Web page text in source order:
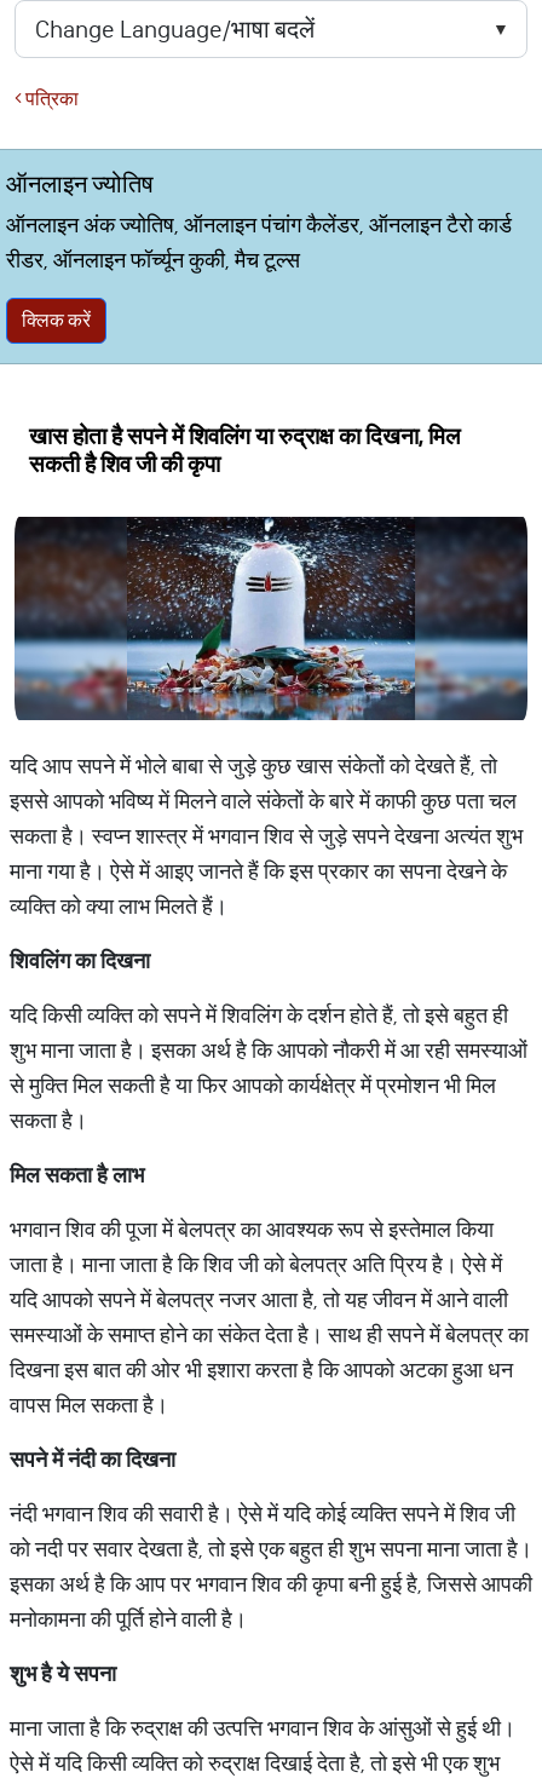
पत्रिका
ऑनलाइन ज्योतिष
ऑनलाइन अंक ज्योतिष, ऑनलाइन पंचांग कैलेंडर, ऑनलाइन टैरो कार्ड
रीडर, ऑनलाइन फॉर्च्यून कुकी, मैच टूल्स
क्लिक करें
खास होता है सपने में शिवलिंग या रुद्राक्ष का दिखना, मिल
सकती है शिव जी की कृपा
यदि आप सपने में भोले बाबा से जुड़े कुछ खास संकेतों को देखते हैं, तो
इससे आपको भविष्य में मिलने वाले संकेतों के बारे में काफी कुछ पता चल
सकता है। स्वप्न शास्त्र में भगवान शिव से जुड़े सपने देखना अत्यंत शुभ
माना गया है। ऐसे में आइए जानते हैं कि इस प्रकार का सपना देखने के
व्यक्ति को क्या लाभ मिलते हैं।
शिवलिंग का दिखना
यदि किसी व्यक्ति को सपने में शिवलिंग के दर्शन होते हैं, तो इसे बहुत ही
शुभ माना जाता है। इसका अर्थ है कि आपको नौकरी में आ रही समस्याओं
से मुक्ति मिल सकती है या फिर आपको कार्यक्षेत्र में प्रमोशन भी मिल
सकता है।
मिल सकता है लाभ
भगवान शिव की पूजा में बेलपत्र का आवश्यक रूप से इस्तेमाल किया
जाता है। माना जाता है कि शिव जी को बेलपत्र अति प्रिय है। ऐसे में
यदि आपको सपने में बेलपत्र नजर आता है, तो यह जीवन में आने वाली
समस्याओं के समाप्त होने का संकेत देता है। साथ ही सपने में बेलपत्र का
दिखना इस बात की ओर भी इशारा करता है कि आपको अटका हुआ धन
वापस मिल सकता है।
सपने में नंदी का दिखना
नंदी भगवान शिव की सवारी है। ऐसे में यदि कोई व्यक्ति सपने में शिव जी
को नदी पर सवार देखता है, तो इसे एक बहुत ही शुभ सपना माना जाता है।
इसका अर्थ है कि आप पर भगवान शिव की कृपा बनी हुई है, जिससे आपकी
मनोकामना की पूर्ति होने वाली है।
शुभ है ये सपना
माना जाता है कि रुद्राक्ष की उत्पत्ति भगवान शिव के आंसुओं से हुई थी।
ऐसे में यदि किसी व्यक्ति को रुद्राक्ष दिखाई देता है, तो इसे भी एक शुभ